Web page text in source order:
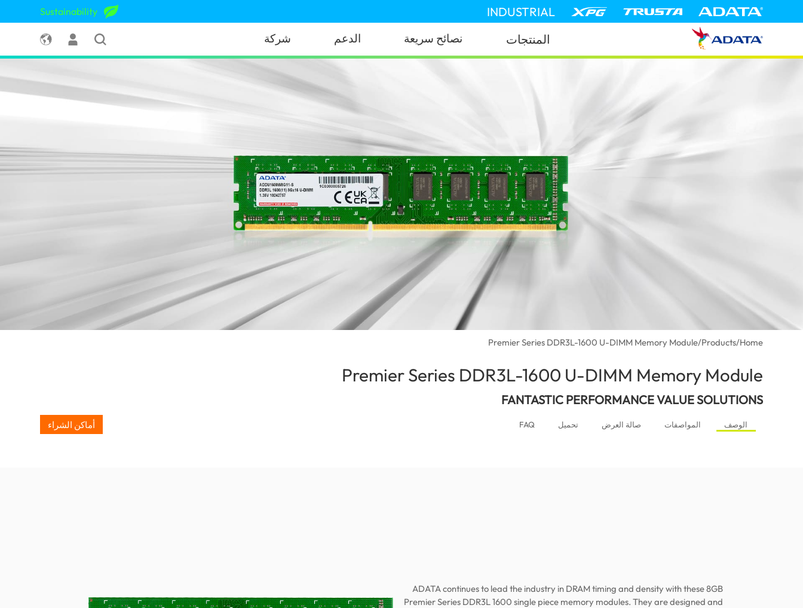
INDUSTRIAL
Sustainability
المنتجات نصائح سريعة الدعم شركة
Home
/
Products
/
Premier Series DDR3L-1600 U-DIMM Memory Module
Premier Series DDR3L-1600 U-DIMM Memory Module
FANTASTIC PERFORMANCE VALUE SOLUTIONS
الوصف المواصفات صالة العرض تحميل FAQ أماكن الشراء
ADATA continues to lead the industry in DRAM timing and density with these 8GB
Premier Series DDR3L 1600 single piece memory modules. They are designed and